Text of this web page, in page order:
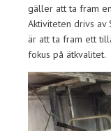
gäller att ta fram
Aktiviteten drivs av
är att ta fram ett
fokus på ätkvalitet.